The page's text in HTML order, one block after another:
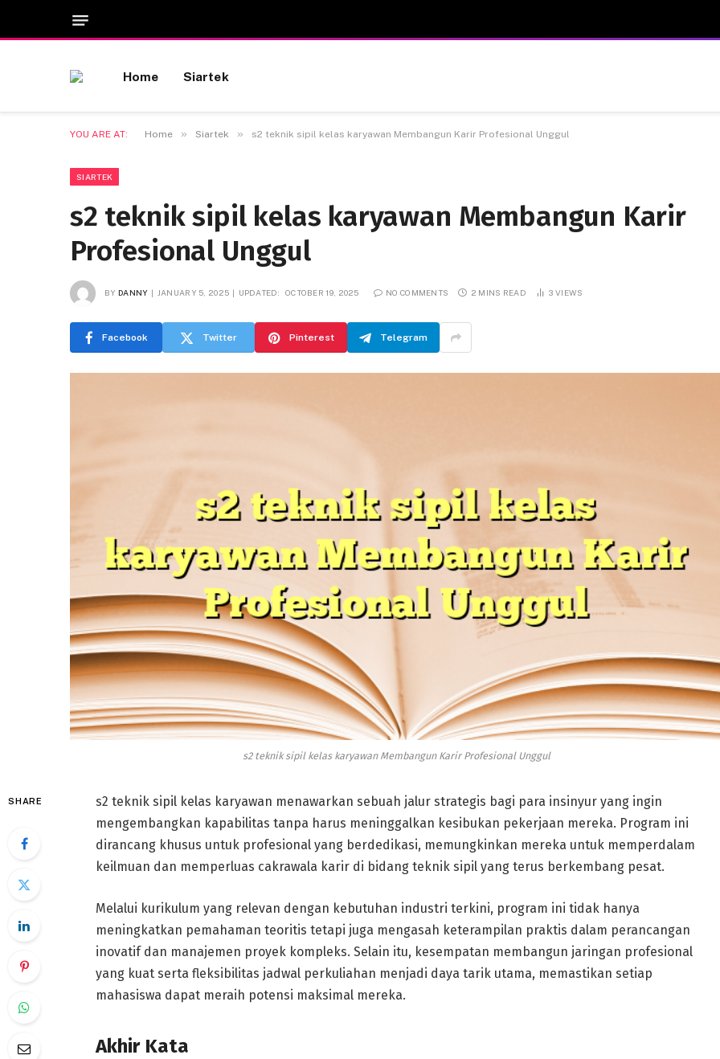
Home Siartek
YOU ARE AT: Home » Siartek » s2 teknik sipil kelas karyawan Membangun Karir Profesional Unggul
SIARTEK
s2 teknik sipil kelas karyawan Membangun Karir
Profesional Unggul
BY DANNY JANUARY 5, 2025 UPDATED: OCTOBER 19, 2025 NO COMMENTS 2 MINS READ 3 VIEWS
Facebook Twitter Pinterest Telegram
s2 teknik sipil kelas karyawan Membangun Karir Profesional Unggul
SHARE
s2 teknik sipil kelas karyawan menawarkan sebuah jalur strategis bagi para insinyur yang ingin
mengembangkan kapabilitas tanpa harus meninggalkan kesibukan pekerjaan mereka. Program ini
dirancang khusus untuk profesional yang berdedikasi, memungkinkan mereka untuk memperdalam
keilmuan dan memperluas cakrawala karir di bidang teknik sipil yang terus berkembang pesat.
Melalui kurikulum yang relevan dengan kebutuhan industri terkini, program ini tidak hanya
meningkatkan pemahaman teoritis tetapi juga mengasah keterampilan praktis dalam perancangan
inovatif dan manajemen proyek kompleks. Selain itu, kesempatan membangun jaringan profesional
yang kuat serta fleksibilitas jadwal perkuliahan menjadi daya tarik utama, memastikan setiap
mahasiswa dapat meraih potensi maksimal mereka.
Akhir Kata